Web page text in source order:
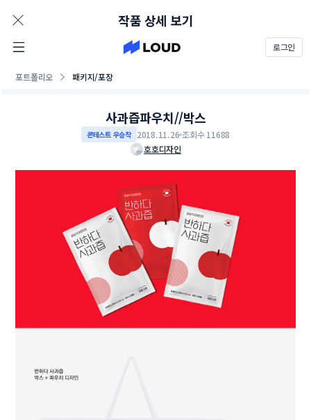
로그인
포트폴리오 패키지/포장
작품 상세 보기
사과즙파우치//박스
콘테스트 우승작 2018.11.26 조회수 11688
호호디자인